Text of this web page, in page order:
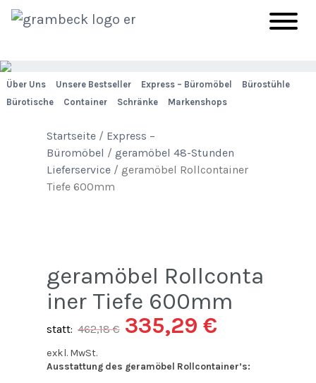
Über Uns Unsere Bestseller Express – Büromöbel
Bürostühle
Bürotische
Container Schränke Markenshops
Startseite / Express –
Büromöbel / geramöbel 48-Stunden
Lieferservice / geramöbel Rollcontainer
Tiefe 600mm
geramöbel Rollconta
iner Tiefe 600mm
statt: 462,18€ 335,29 €
exkl. MwSt.
Ausstattung des geramöbel Rollcontainer’s: